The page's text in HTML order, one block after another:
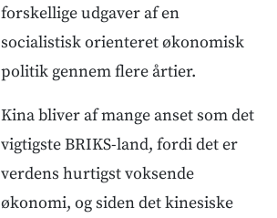
forskellige udgaver af en
socialistisk orienteret økonomisk
politik gennem flere årtier.
Kina bliver af mange anset som det
vigtigste BRIKS-land, fordi det er
verdens hurtigst voksende
økonomi, og siden det kinesiske